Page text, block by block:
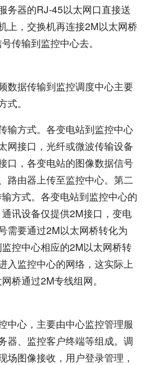
务器的RJ-45以太网口直接送
上，交换机再连接2M以太网桥
传输到监控中心去。
数据传输到监控调度中心主要
。
输方式。各变电站到监控中心
网接口，光纤或微波传输设备
口，各变电站的图像数据信号
路由器上传至监控中心。第二
方式。各变电站到监控中心的
讯设备仅提供2M接口，变电
需要通过2M以太网桥转化为
控中心相应的2M以太网桥转
入监控中心的网络，这实际上
桥通过2M专线组网。
中心，主要由中心监控管理服
器、监控客户终端等组成。调
场图像接收，用户登录管理，